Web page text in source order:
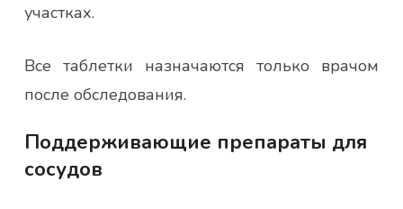
участках.
Все таблетки назначаются только врачом
после обследования.
Поддерживающие препараты для
сосудов